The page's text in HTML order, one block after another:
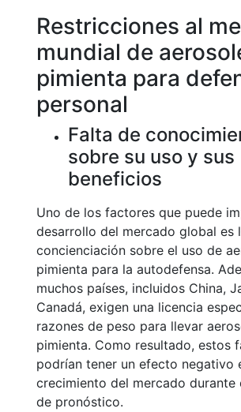
Restricciones al
mundial de
pimienta para
personal
Falta de
sobre su uso y sus
beneficios
Uno de los factores que puede
desarrollo del mercado global es
concienciación sobre el uso de
pimienta para la autodefensa.
muchos países, incluidos China,
Canadá, exigen una licencia
razones de peso para llevar
pimienta. Como resultado, estos
podrían tener un efecto negativo
crecimiento del mercado durante
de pronóstico.